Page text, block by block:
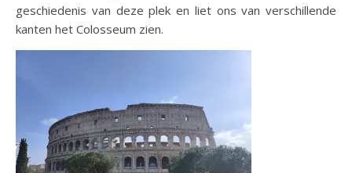
geschiedenis van deze plek en liet ons van verschillende
kanten het Colosseum zien.